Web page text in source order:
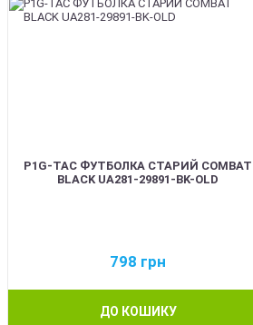
P1G-TAC ФУТБОЛКА СТАРИЙ COMBAT
BLACK UA281-29891-BK-OLD
798 грн
ДО КОШИКУ